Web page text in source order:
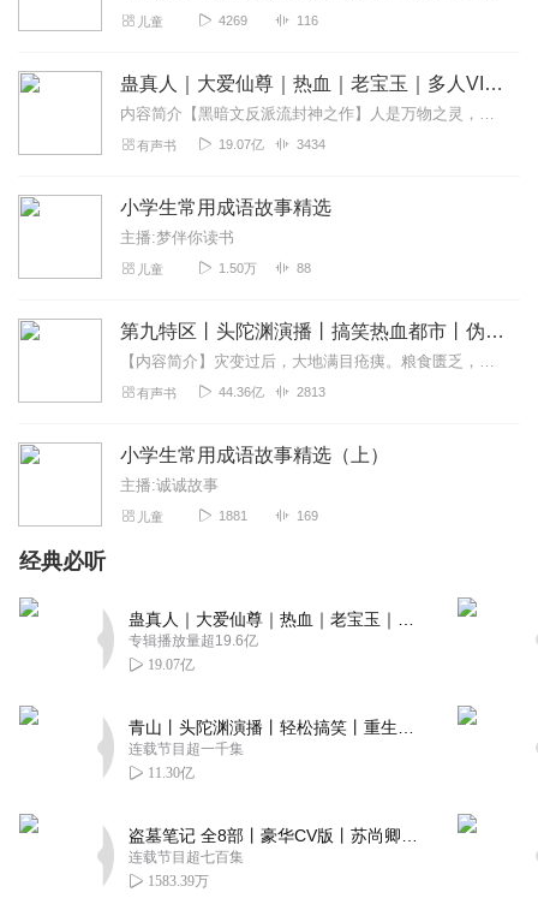
儿童 4269 116
蛊真人｜大爱仙尊｜热血｜老宝玉｜多人VIP免费有声剧
内容简介【黑暗文反派流封神之作】人是万物之灵，蛊是天地真精。一个穿越者不断重生的故事。一个养蛊、炼蛊、用蛊的奇特世界。配音组（男角色）老宝玉旁白...
有声书 19.07亿 3434
小学生常用成语故事精选
主播:梦伴你读书
儿童 1.50万 88
第九特区丨头陀渊演播丨搞笑热血都市丨伪戒丨VIP免费多人有声剧
【内容简介】灾变过后，大地满目疮痍。粮食匮乏，资源紧俏，局势混乱……一位从待规划区杀出来的青年，背对着漫天黄沙，孤身来到九区谋生，却不曾想偶然结识三五好友，一念...
有声书 44.36亿 2813
小学生常用成语故事精选（上）
主播:诚诚故事
儿童 1881 169
经典必听
专辑播放量超19.6亿
19.07亿
连载节目超一千集
11.30亿
连载节目超七百集
1583.39万